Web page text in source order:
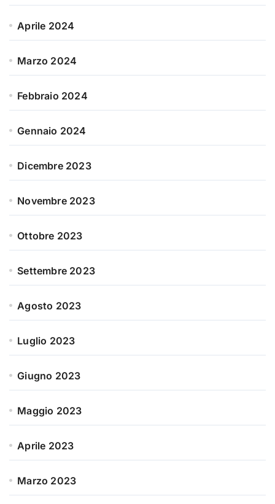
Aprile 2024
Marzo 2024
Febbraio 2024
Gennaio 2024
Dicembre 2023
Novembre 2023
Ottobre 2023
Settembre 2023
Agosto 2023
Luglio 2023
Giugno 2023
Maggio 2023
Aprile 2023
Marzo 2023